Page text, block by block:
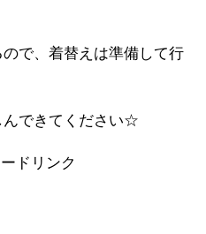
で、着替えは準備して行
んできてください☆
ドリンク